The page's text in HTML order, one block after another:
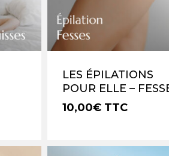
LES ÉPILATIONS
POUR ELLE –
10,00€ TTC